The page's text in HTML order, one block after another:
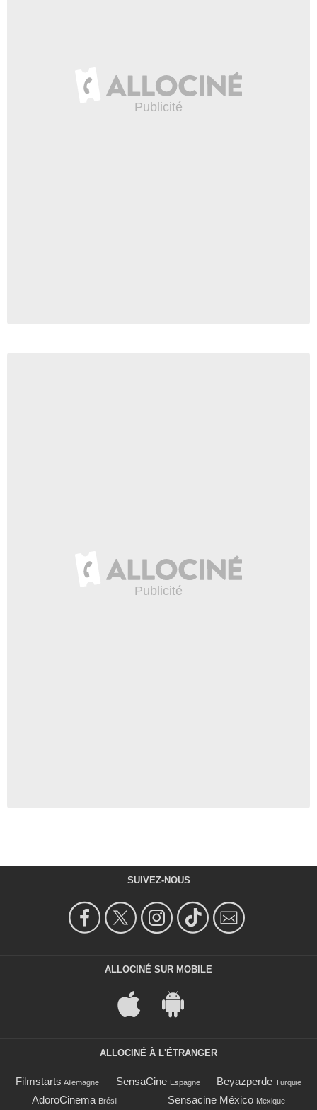
SUIVEZ-NOUS
ALLOCINÉ SUR MOBILE
ALLOCINÉ À L'ÉTRANGER
Filmstarts Allemagne SensaCine Espagne Beyazperde Turquie
AdoroCinema Brésil Sensacine México Mexique